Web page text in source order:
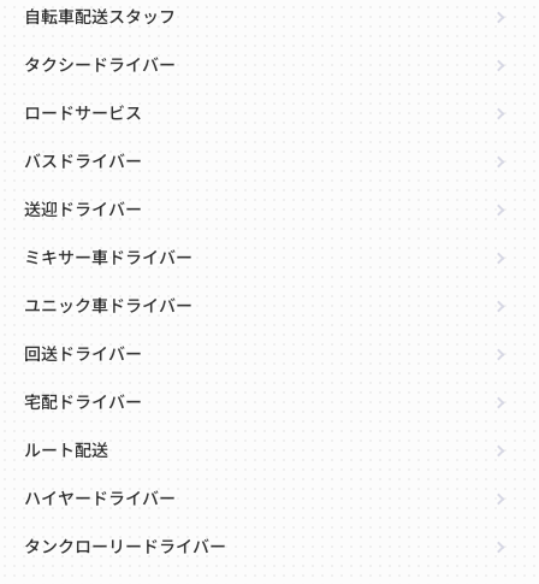
自転車配送スタッフ
タクシードライバー
ロードサービス
バスドライバー
送迎ドライバー
ミキサー車ドライバー
ユニック車ドライバー
回送ドライバー
宅配ドライバー
ルート配送
ハイヤードライバー
タンクローリードライバー